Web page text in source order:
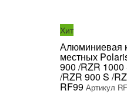
Хит
Алюминиевая
местных
900 /RZR
/RZR 900 S /
RF99 Артикул